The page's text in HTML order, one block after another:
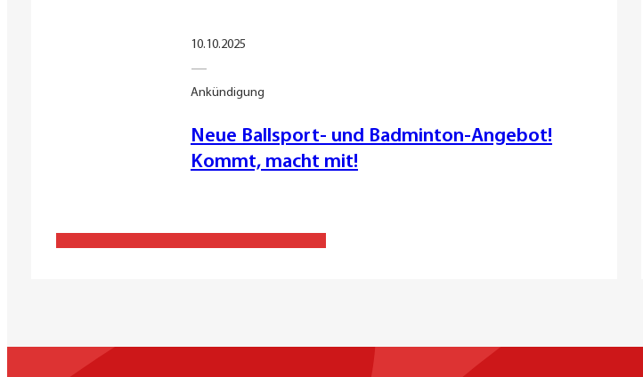
10.10.2025
—
Ankündigung
Neue Ballsport- und Badminton-Angebot!
Kommt, macht mit!